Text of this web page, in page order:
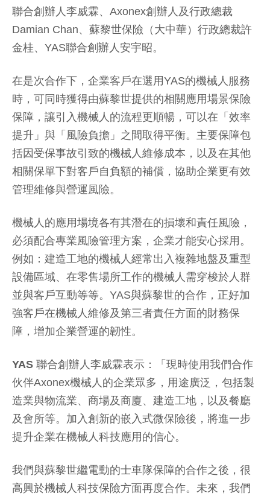
聯合創辦人李威霖、Axonex創辦人及行政總裁
Damian Chan、蘇黎世保險（大中華）行政總裁許
金桂、YAS聯合創辦人安宇昭。
在是次合作下，企業客戶在選用YAS的機械人服務
時，可同時獲得由蘇黎世提供的相關應用場景保險
保障，讓引入機械人的流程更順暢，可以在「效率
提升」與「風險負擔」之間取得平衡。主要保障包
括因受保事故引致的機械人維修成本，以及在其他
相關保單下對客戶自負額的補償，協助企業更有效
管理維修與營運風險。
機械人的應用場境各有其潛在的損壞和責任風險，
必須配合專業風險管理方案，企業才能安心採用。
例如：建造工地的機械人經常出入複雜地盤及重型
設備區域、在零售場所工作的機械人需穿梭於人群
並與客戶互動等等。YAS與蘇黎世的合作，正好加
強客戶在機械人維修及第三者責任方面的財務保
障，增加企業營運的韌性。
YAS 聯合創辦人李威霖表示：「現時使用我們合作
伙伴Axonex機械人的企業眾多，用途廣泛，包括製
造業與物流業、商場及商廈、建造工地，以及餐廳
及會所等。加入創新的嵌入式微保險後，將進一步
提升企業在機械人科技應用的信心。
我們與蘇黎世繼電動的士車隊保障的合作之後，很
高興於機械人科技保險方面再度合作。未來，我們